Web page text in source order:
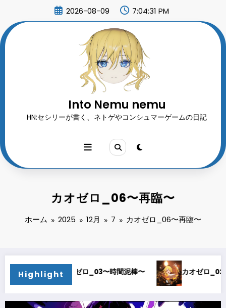
ン
ツ
2026-08-09 7:04:33 PM
Into Nemu nemu
HN:セシリーが書く、ネトゲやコンシュマーゲームの日記
カオゼロ_06〜再臨〜
ホーム 2025 12月 7 カオゼロ_06〜再臨〜
Highlight
時間泥棒〜 カオゼロ_02〜オルレア考察〜 カ